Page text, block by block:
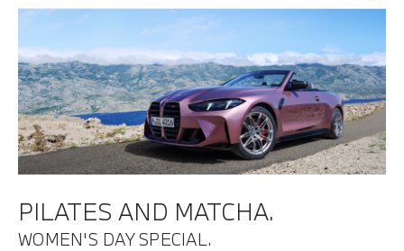
PILATES AND MATCHA.
WOMEN'S DAY SPECIAL.